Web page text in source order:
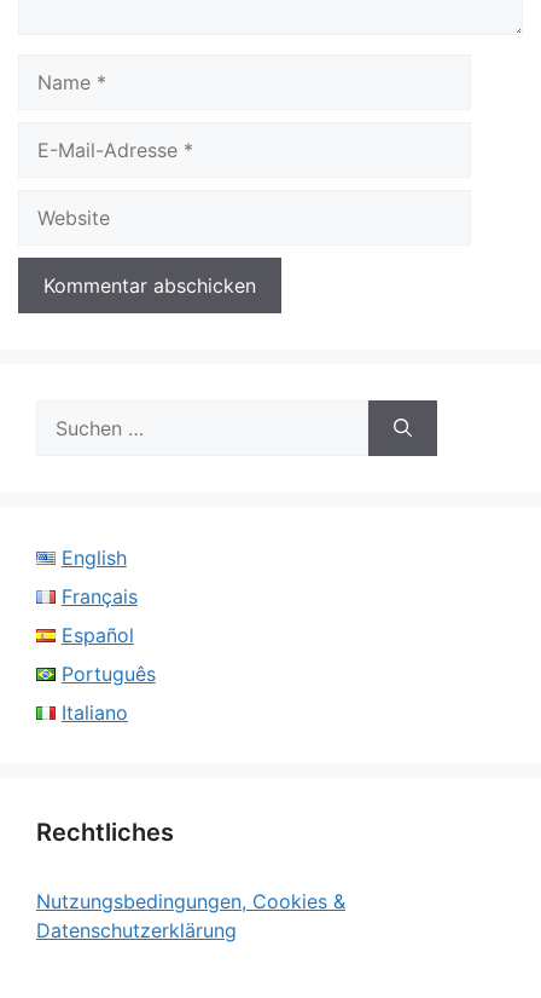
Mail-
nach:
English
Français
Español
Português
Italiano
Rechtliches
Nutzungsbedingungen, Cookies &
Datenschutzerklärung